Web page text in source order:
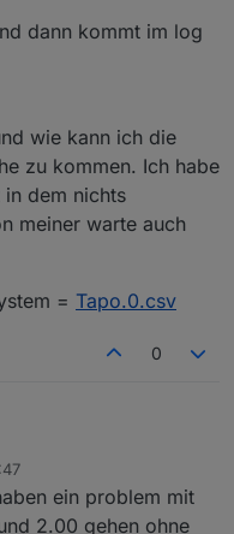
dann kommt im log
wie kann ich die
zu kommen. Ich habe
in dem nichts
meiner warte auch
= Tapo.0.csv
0
Kreis von dir kommt
jetzt kommt auch noch
hinzu!. Die Abfrage der
ein problem mit
2.00 gehen ohne